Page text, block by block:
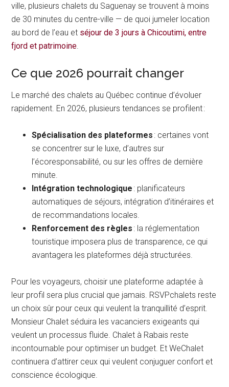
ville, plusieurs chalets du Saguenay se trouvent à moins
de 30 minutes du centre-ville — de quoi jumeler location
au bord de l’eau et séjour de 3 jours à Chicoutimi, entre
fjord et patrimoine
Ce que 2026 pourrait changer
Le marché des chalets au Québec continue d’évoluer
rapidement. En 2026, plusieurs tendances se profilent :
Spécialisation des plateformes : certaines vont
se concentrer sur le luxe, d’autres sur
l’écoresponsabilité, ou sur les offres de dernière
minute.
Intégration technologique : planificateurs
automatiques de séjours, intégration d’itinéraires et
de recommandations locales.
Renforcement des règles : la réglementation
touristique imposera plus de transparence, ce qui
avantagera les plateformes déjà structurées.
Pour les voyageurs, choisir une plateforme adaptée à
leur profil sera plus crucial que jamais. RSVPchalets reste
un choix sûr pour ceux qui veulent la tranquillité d’esprit.
Monsieur Chalet séduira les vacanciers exigeants qui
veulent un processus fluide. Chalet à Rabais reste
incontournable pour optimiser un budget. Et WeChalet
continuera d’attirer ceux qui veulent conjuguer confort et
conscience écologique.